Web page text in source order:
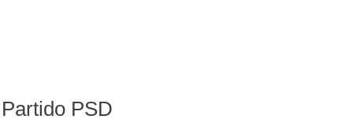
Partido PSD